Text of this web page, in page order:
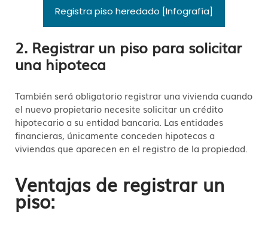
Registra piso heredado [Infografía]
2. Registrar un piso para solicitar
una hipoteca
También será obligatorio registrar una vivienda cuando
el nuevo propietario necesite solicitar un crédito
hipotecario a su entidad bancaria. Las entidades
financieras, únicamente conceden hipotecas a
viviendas que aparecen en el registro de la propiedad.
Ventajas de registrar un
piso: